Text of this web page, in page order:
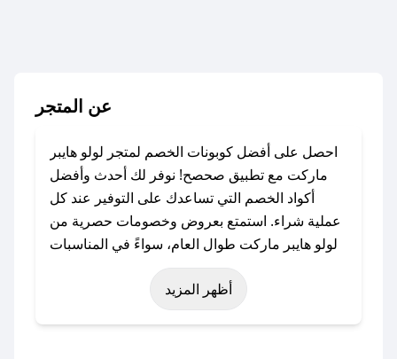
عن المتجر
احصل على أفضل كوبونات الخصم لمتجر لولو هايبر
ماركت مع تطبيق صحصح! نوفر لك أحدث وأفضل
أكواد الخصم التي تساعدك على التوفير عند كل
عملية شراء. استمتع بعروض وخصومات حصرية من
لولو هايبر ماركت طوال العام، سواءً في المناسبات
مثل عيد الفطر، عيد الأضحى، الجمعة البيضاء (شهر
نوفمبر)، رمضان، اليوم الوطني، يوم التأسيس، أو
حتى عروض خاصة أخرى.
أظهر المزيد